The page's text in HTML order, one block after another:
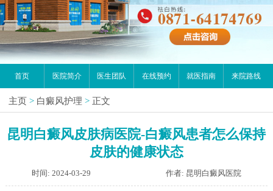
首页 医院简介 医生团队 在线预约 就医指南 来院路线
主页 > 白癜风护理 > 正文
昆明白癜风皮肤病医院-白癜风患者怎么保持
皮肤的健康状态
时间: 2024-03-29 作者: 昆明白癜风医院